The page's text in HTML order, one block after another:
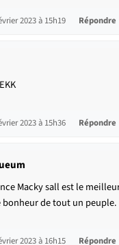
2023 à 15h19 Répondre
2023 à 15h36 Répondre
Macky sall est le
de tout un peuple.
2023 à 16h15 Répondre